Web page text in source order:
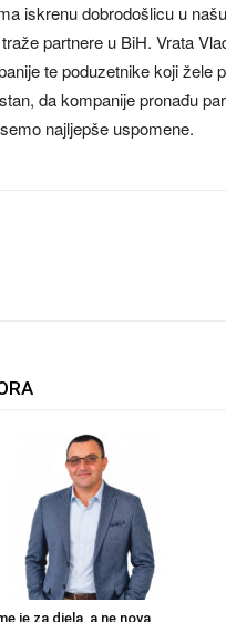
iskrenu dobrodošlicu u
partnere u BiH. Vrata
te poduzetnike koji žele
da kompanije pronađu
najljepše uspomene.
je za djela, a ne nova